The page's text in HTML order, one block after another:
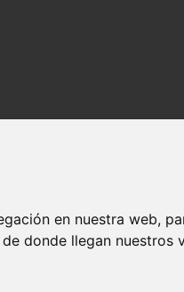
en nuestra web,
donde llegan nuestros